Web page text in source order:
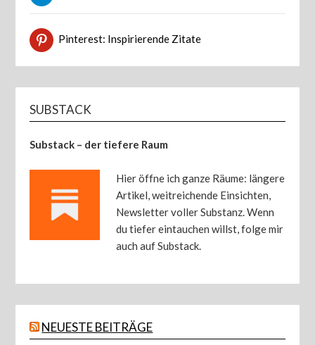
Pinterest: Inspirierende Zitate
SUBSTACK
Substack – der tiefere Raum
Hier öffne ich ganze Räume: längere
Artikel, weitreichende Einsichten,
Newsletter voller Substanz. Wenn
du tiefer eintauchen willst, folge mir
auch auf Substack.
NEUESTE BEITRÄGE